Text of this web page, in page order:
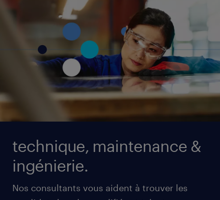
technique, maintenance &
ingénierie.
Nos consultants vous aident à trouver les